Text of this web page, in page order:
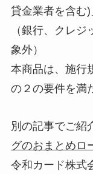
貸金業者を含む)
（銀行、クレ
象外）
本商品は、施行
の２の要件を満
別の記事でご紹
グのおまとめロ
令和カード株式